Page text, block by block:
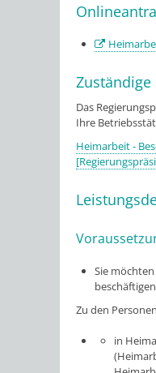
Zuständige
Das
Ihre
Heimarbeit -
Sie
Zu den
in